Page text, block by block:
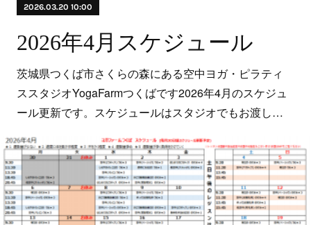
2026.03.20 10:00
2026年4月スケジュール
茨城県つくば市さくらの森にある空中ヨガ・ピラティ
ススタジオYogaFarmつくばです2026年4月のスケジュ
ール更新です。スケジュールはスタジオでもお渡し…